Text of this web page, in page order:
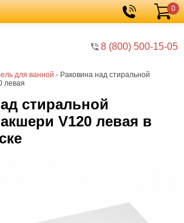
8 (800) 500-15-05
Корзина
0
для ванной - Раковина над стиральной
левая
стиральной
V120 левая в